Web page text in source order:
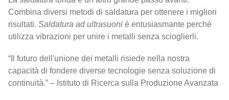
Combina diversi metodi di saldatura per ottenere i migliori
risultati. Saldatura ad ultrasuoni è entusiasmante perché
utilizza vibrazioni per unire i metalli senza scioglierli.
“Il futuro dell'unione dei metalli risiede nella nostra
capacità di fondere diverse tecnologie senza soluzione di
continuità.” – Istituto di Ricerca sulla Produzione Avanzata